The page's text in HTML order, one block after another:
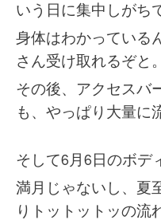
いう日に集中しがち
身体はわかっている
さん受け取れるぞと。
その後、アクセスバ
も、やっぱり大量に
そして6月6日のボデ
満月じゃないし、夏
りトットットッの流